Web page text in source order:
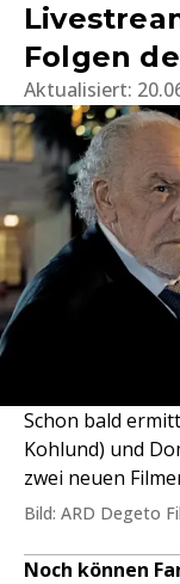
Folgen
Aktualisiert:
Schon bald
Kohlund) und
zwei neuen
Bild: ARD Degeto
Noch können